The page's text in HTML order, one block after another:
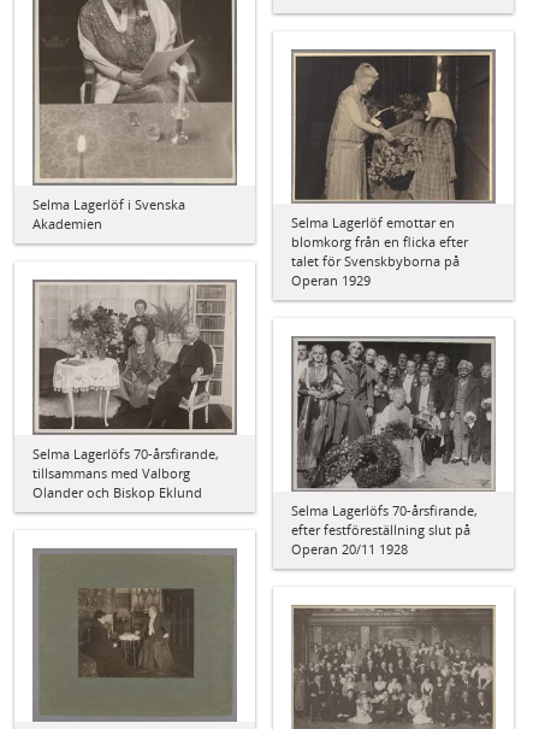
Selma Lagerlöf i Svenska
Akademien
Selma Lagerlöf emottar en
blomkorg från en flicka efter
talet för Svenskbyborna på
Operan 1929
Selma Lagerlöfs 70-årsfirande,
tillsammans med Valborg
Olander och Biskop Eklund
Selma Lagerlöfs 70-årsfirande,
efter festföreställning slut på
Operan 20/11 1928